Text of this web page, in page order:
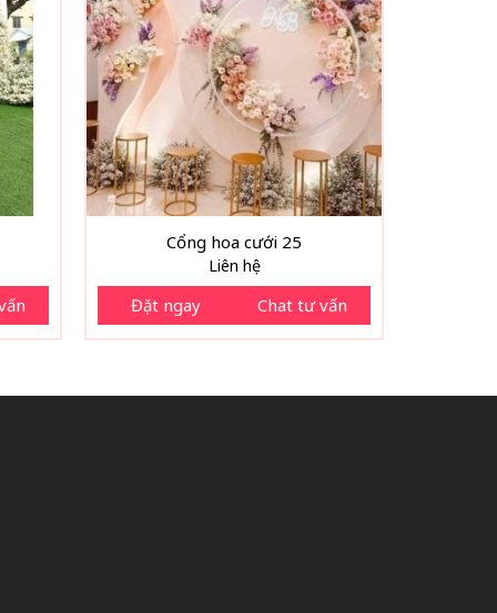
Cổng hoa cưới 25
Liên hệ
Đặt ngay Chat tư vấn